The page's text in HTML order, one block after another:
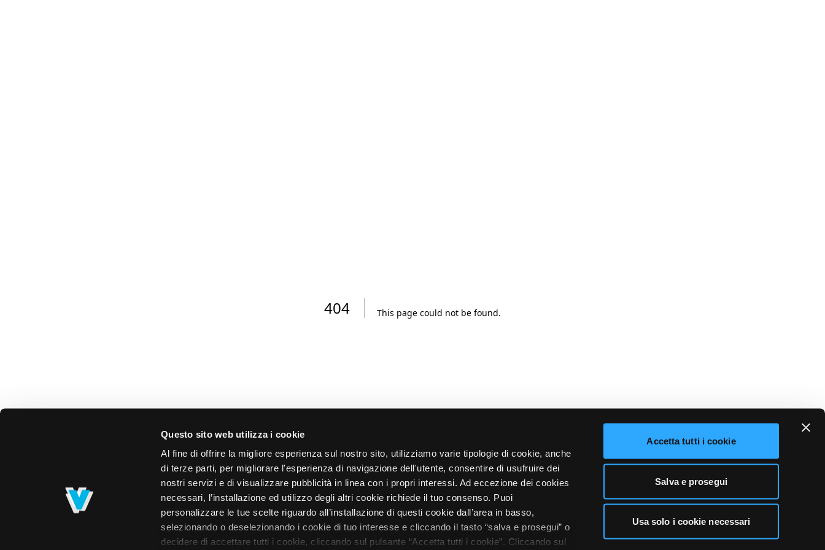
Questo sito web utilizza i cookie
Al fine di offrire la migliore esperienza sul nostro sito, utilizziamo varie tipologie di cookie, anche
di terze parti, per migliorare l'esperienza di navigazione dell'utente, consentire di usufruire dei
nostri servizi e di visualizzare pubblicità in linea con i propri interessi. Ad eccezione dei cookies
necessari, l’installazione ed utilizzo degli altri cookie richiede il tuo consenso. Puoi
personalizzare le tue scelte riguardo all’installazione di questi cookie dall’area in basso,
selezionando o deselezionando i cookie di tuo interesse e cliccando il tasto “salva e prosegui” o
decidere di accettare tutti i cookie, cliccando sul pulsante “Accetta tutti i cookie”. Cliccando sul
Accetta tutti i cookie
Salva e prosegui
Usa solo i cookie necessari
404 This page could not be found.